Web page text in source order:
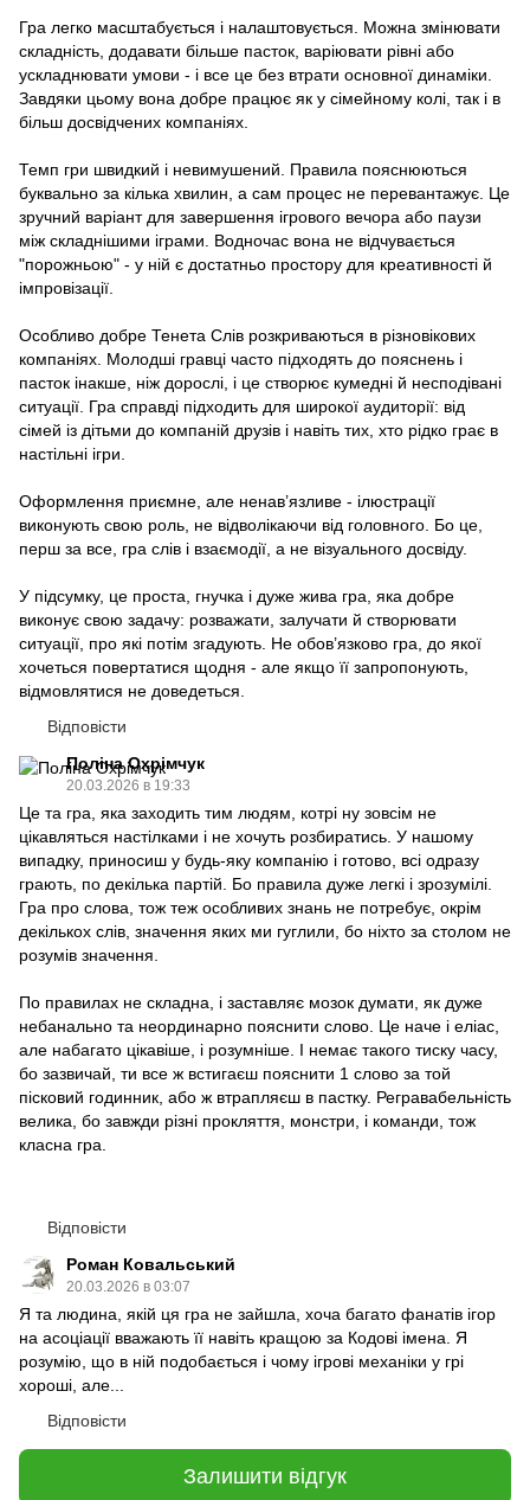
Гра легко масштабується і налаштовується. Можна змінювати
складність, додавати більше пасток, варіювати рівні або
ускладнювати умови - і все це без втрати основної динаміки.
Завдяки цьому вона добре працює як у сімейному колі, так і в
більш досвідчених компаніях.
Темп гри швидкий і невимушений. Правила пояснюються
буквально за кілька хвилин, а сам процес не перевантажує. Це
зручний варіант для завершення ігрового вечора або паузи
між складнішими іграми. Водночас вона не відчувається
"порожньою" - у ній є достатньо простору для креативності й
імпровізації.
Особливо добре Тенета Слів розкриваються в різновікових
компаніях. Молодші гравці часто підходять до пояснень і
пасток інакше, ніж дорослі, і це створює кумедні й несподівані
ситуації. Гра справді підходить для широкої аудиторії: від
сімей із дітьми до компаній друзів і навіть тих, хто рідко грає в
настільні ігри.
Оформлення приємне, але ненав’язливе - ілюстрації
виконують свою роль, не відволікаючи від головного. Бо це,
перш за все, гра слів і взаємодії, а не візуального досвіду.
У підсумку, це проста, гнучка і дуже жива гра, яка добре
виконує свою задачу: розважати, залучати й створювати
ситуації, про які потім згадують. Не обов’язково гра, до якої
хочеться повертатися щодня - але якщо її запропонують,
відмовлятися не доведеться.
Відповісти
Поліна Охрімчук
20.03.2026 в 19:33
Це та гра, яка заходить тим людям, котрі ну зовсім не
цікавляться настілками і не хочуть розбиратись. У нашому
випадку, приносиш у будь-яку компанію і готово, всі одразу
грають, по декілька партій. Бо правила дуже легкі і зрозумілі.
Гра про слова, тож теж особливих знань не потребує, окрім
декількох слів, значення яких ми гуглили, бо ніхто за столом не
розумів значення.
По правилах не складна, і заставляє мозок думати, як дуже
небанально та неординарно пояснити слово. Це наче і еліас,
але набагато цікавіше, і розумніше. І немає такого тиску часу,
бо зазвичай, ти все ж встигаєш пояснити 1 слово за той
пісковий годинник, або ж втрапляєш в пастку. Регравабельність
велика, бо завжди різні прокляття, монстри, і команди, тож
класна гра.
Відповісти
Роман Ковальський
20.03.2026 в 03:07
Я та людина, якій ця гра не зайшла, хоча багато фанатів ігор
на асоціації вважають її навіть кращою за Кодові імена. Я
розумію, що в ній подобається і чому ігрові механіки у грі
хороші, але...
Відповісти
Залишити відгук